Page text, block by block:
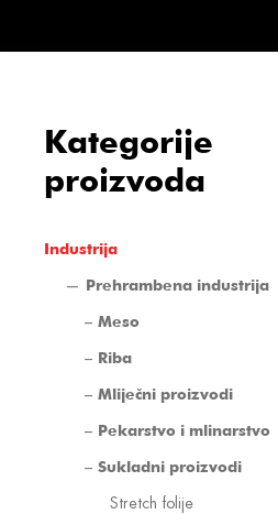
Kategorije
proizvoda
Industrija
Prehrambena industrija
Meso
Riba
Mliječni proizvodi
Pekarstvo i mlinarstvo
Sukladni proizvodi
Stretch folije